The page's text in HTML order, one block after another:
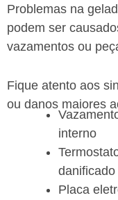
Problemas na
podem ser
vazamentos ou
Fique atento aos
ou danos maiores
interno
danificado
Placa